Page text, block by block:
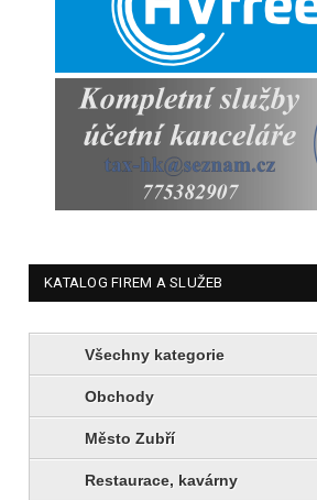
KATALOG FIREM A SLUŽEB
Všechny kategorie
Obchody
Město Zubří
Restaurace, kavárny